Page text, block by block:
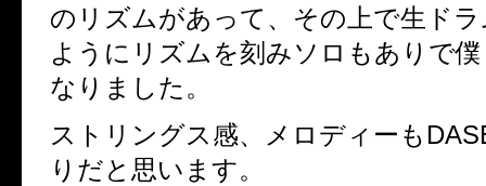
のリズムがあって、その上で生ド
ようにリズムを刻みソロもありで
なりました。
ストリングス感、メロディーも
りだと思います。